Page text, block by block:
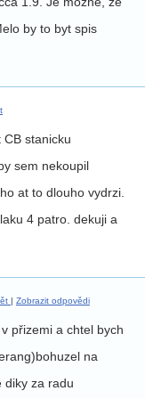
by to byt spis
stanicku
sem nekoupil
at to dlouho vydrzi.
4 patro. dekuji a
| Zobrazit odpovědi
přizemi a chtel bych
na
diky za radu